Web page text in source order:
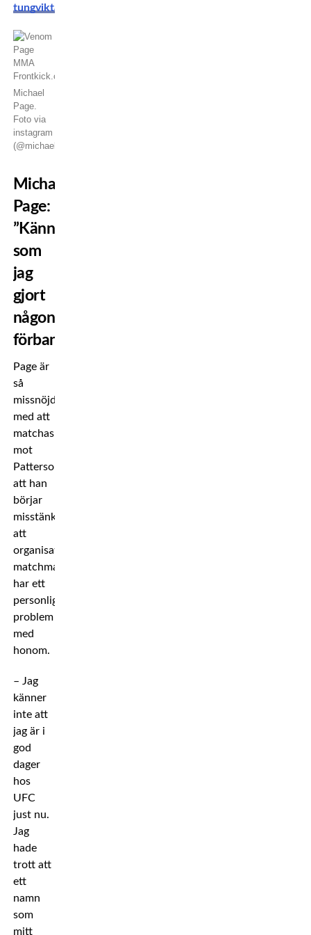
tungviktare!
Michael
Page.
Foto via
instagram
(@michaelvenompage)
Michael
Page:
”Känns
som
jag
gjort
någon
förbannad”
Page är
så
missnöjd
med att
matchas
mot
Patterson
att han
börjar
misstänka
att
organisationens
matchmakers
har ett
personligt
problem
med
honom.
– Jag
känner
inte att
jag är i
god
dager
hos
UFC
just nu.
Jag
hade
trott att
ett
namn
som
mitt